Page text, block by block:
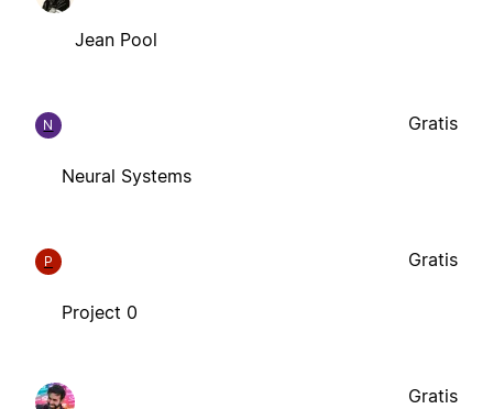
Jean Pool
N
Neural Systems
Gratis
P
Project 0
Gratis
Gratis